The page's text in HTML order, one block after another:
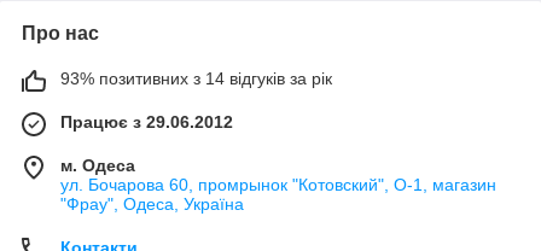
Про нас
93% позитивних з 14 відгуків за рік
Працює з 29.06.2012
м. Одеса
ул. Бочарова 60, промрынок "Котовский", О-1, магазин
"Фрау", Одеса, Україна